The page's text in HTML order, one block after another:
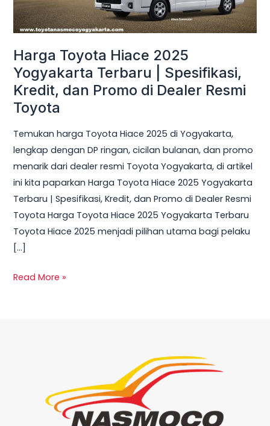
Harga Toyota Hiace 2025
Yogyakarta Terbaru | Spesifikasi,
Kredit, dan Promo di Dealer Resmi
Toyota
Temukan harga Toyota Hiace 2025 di Yogyakarta,
lengkap dengan DP ringan, cicilan bulanan, dan promo
menarik dari dealer resmi Toyota Yogyakarta, di artikel
ini kita paparkan Harga Toyota Hiace 2025 Yogyakarta
Terbaru | Spesifikasi, Kredit, dan Promo di Dealer Resmi
Toyota Harga Toyota Hiace 2025 Yogyakarta Terbaru
Toyota Hiace 2025 menjadi pilihan utama bagi pelaku
[…]
Terbaru
|
Spesifikasi,
Kredit,
dan
Promo
di
Dealer
Resmi
Toyota
Read More »